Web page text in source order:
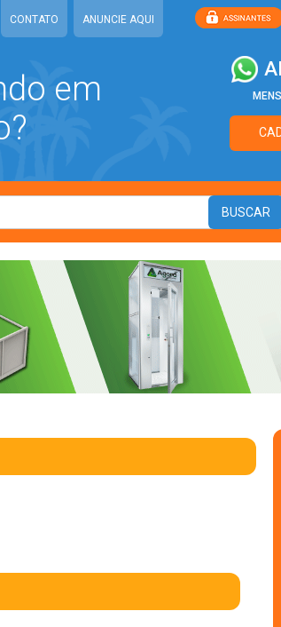
CONTATO ANUNCIE AQUI
em